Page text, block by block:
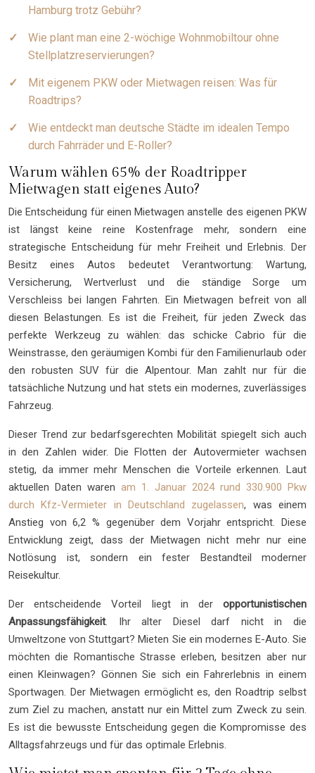
Hamburg trotz Gebühr?
Wie plant man eine 2-wöchige Wohnmobiltour ohne
Stellplatzreservierungen?
Mit eigenem PKW oder Mietwagen reisen: Was für
Roadtrips?
Wie entdeckt man deutsche Städte im idealen Tempo
durch Fahrräder und E-Roller?
Warum wählen 65% der Roadtripper
Mietwagen statt eigenes Auto?
Die Entscheidung für einen Mietwagen anstelle des eigenen PKW
ist längst keine reine Kostenfrage mehr, sondern eine
strategische Entscheidung für mehr Freiheit und Erlebnis. Der
Besitz eines Autos bedeutet Verantwortung: Wartung,
Versicherung, Wertverlust und die ständige Sorge um
Verschleiss bei langen Fahrten. Ein Mietwagen befreit von all
diesen Belastungen. Es ist die Freiheit, für jeden Zweck das
perfekte Werkzeug zu wählen: das schicke Cabrio für die
Weinstrasse, den geräumigen Kombi für den Familienurlaub oder
den robusten SUV für die Alpentour. Man zahlt nur für die
tatsächliche Nutzung und hat stets ein modernes, zuverlässiges
Fahrzeug.
Dieser Trend zur bedarfsgerechten Mobilität spiegelt sich auch
in den Zahlen wider. Die Flotten der Autovermieter wachsen
stetig, da immer mehr Menschen die Vorteile erkennen. Laut
aktuellen Daten waren am 1. Januar 2024 rund 330.900 Pkw
durch Kfz-Vermieter in Deutschland zugelassen, was einem
Anstieg von 6,2 % gegenüber dem Vorjahr entspricht. Diese
Entwicklung zeigt, dass der Mietwagen nicht mehr nur eine
Notlösung ist, sondern ein fester Bestandteil moderner
Reisekultur.
Der entscheidende Vorteil liegt in der opportunistischen
Anpassungsfähigkeit. Ihr alter Diesel darf nicht in die
Umweltzone von Stuttgart? Mieten Sie ein modernes E-Auto. Sie
möchten die Romantische Strasse erleben, besitzen aber nur
einen Kleinwagen? Gönnen Sie sich ein Fahrerlebnis in einem
Sportwagen. Der Mietwagen ermöglicht es, den Roadtrip selbst
zum Ziel zu machen, anstatt nur ein Mittel zum Zweck zu sein.
Es ist die bewusste Entscheidung gegen die Kompromisse des
Alltagsfahrzeugs und für das optimale Erlebnis.